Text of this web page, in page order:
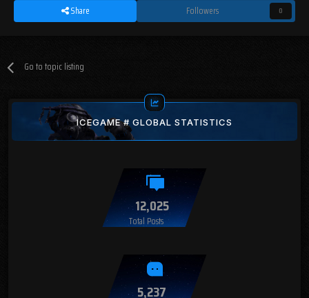
Share Followers 0
Go to topic listing
ICEGAME # GLOBAL STATISTICS
12,025
Total Posts
5,237